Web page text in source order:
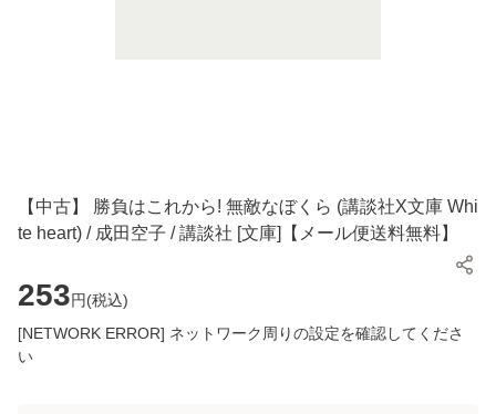
【中古】 勝負はこれから! 無敵なぼくら (講談社X文庫 Whi
te heart) / 成田空子 / 講談社 [文庫]【メール便送料無料】
253円(税込)
[NETWORK ERROR] ネットワーク周りの設定を確認してくださ
い